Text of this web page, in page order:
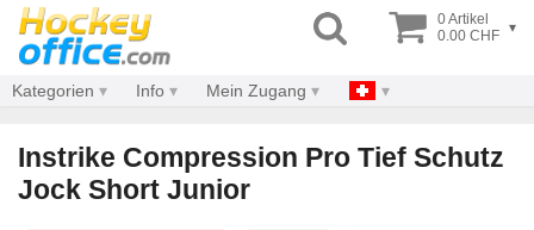
0 Artikel
0.00 CHF ▾
Kategorien Info Mein Zugang
Instrike Compression Pro Tief Schutz
Jock Short Junior